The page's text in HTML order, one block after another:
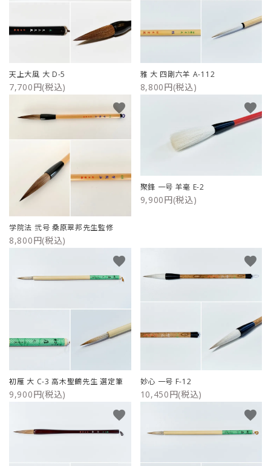
天上大風 大 D-5
7,700円(税込)
雅 大 四剛六羊 A-112
8,800円(税込)
学院法 弐号 桑原翠邦先生監修
8,800円(税込)
favorite
聚鋒 一号 羊毫 E-2
9,900円(税込)
favorite
初雁 大 C-3 高木聖鶴先生 選定筆
9,900円(税込)
favorite
妙心 一号 F-12
10,450円(税込)
favorite
favorite favorite